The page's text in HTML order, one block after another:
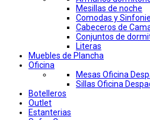
Mesillas de noche
Comodas y
Cabeceros de
Conjuntos de
Literas
Muebles de Plancha
Oficina
Mesas Oficina
Sillas Oficina
Botelleros
Outlet
Estanterias